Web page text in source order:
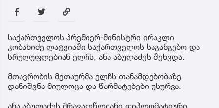
საქართველოს პრემიერ-მინისტრი ირაკლი
კობახიძე ლატვიაში საქართველოს საგანგებო და
სრულუფლებიან ელჩს, ანა აბულაძეს შეხვდა.
მთავრობის მეთაურმა ელჩს თანამდებობაზე
დანიშვნა მიულოცა და წარმატებები უსურვა.
ანა აბულაძეს მრავალწლიანი დიპლომატიური